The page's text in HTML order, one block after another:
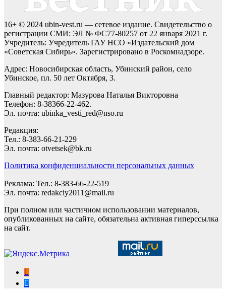
16+ © 2024 ubin-vest.ru — сетевое издание. Свидетельство о
регистрации СМИ: ЭЛ № ФС77-80257 от 22 января 2021 г.
Учредитель: Учредитель ГАУ НСО «Издательский дом
«Советская Сибирь». Зарегистрировано в Роскомнадзоре.
Адрес: Новосибирская область, Убинский район, село
Убинское, пл. 50 лет Октября, 3.
Главный редактор: Мазурова Наталья Викторовна
Телефон: 8-38366-22-462.
Эл. почта: ubinka_vesti_red@nso.ru
Редакция:
Тел.: 8-383-66-21-229
Эл. почта: otvetsek@bk.ru
Политика конфиденциальности персональных данных
Реклама: Тел.: 8-383-66-22-519
Эл. почта: redakciy2011@mail.ru
При полном или частичном использовании материалов,
опубликованных на сайте, обязательна активная гиперссылка
на сайт.